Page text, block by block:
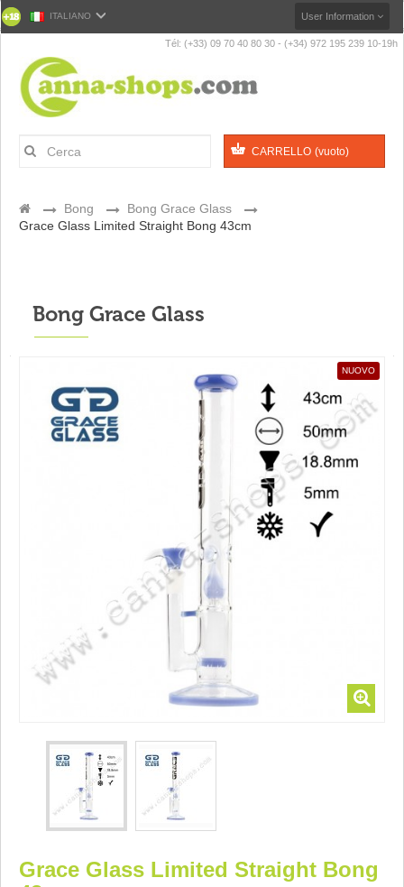
ITALIANO User Information
Tél: (+33) 09 70 40 80 30 - (+34) 972 195 239 10-19h
CARRELLO (vuoto)
> Bong > Bong Grace Glass
>
Grace Glass Limited Straight Bong 43cm
Bong Grace Glass
NUOVO
Grace Glass Limited Straight Bong